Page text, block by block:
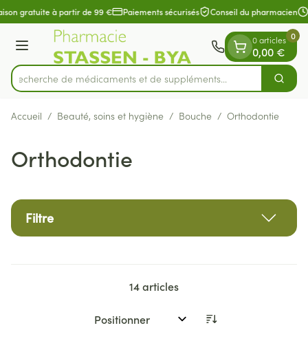
Aller au contenu
1 de 1
gratuite à partir de 99 € Paiements sécurisés Conseil du pharmacien
Menu
Rechercher
Recherche de médicaments et de suppléments...
0 articles
0,00 €
0
Accueil / Beauté, soins et hygiène / Bouche / Orthodontie
Orthodontie
Filtre
14articles
Trier par: